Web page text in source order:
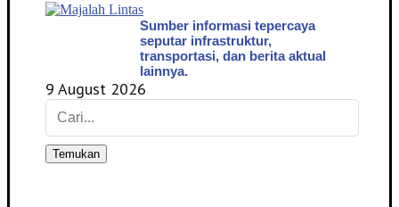
Sumber informasi tepercaya
seputar infrastruktur,
transportasi, dan berita aktual
lainnya.
9 August 2026
Temukan